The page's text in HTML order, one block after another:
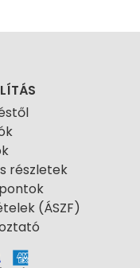
részletek
(ÁSZF)